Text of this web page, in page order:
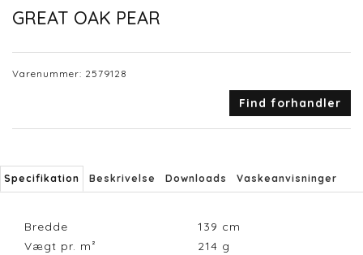
GREAT OAK PEAR
Varenummer: 2579128
Find forhandler
Specifikation Beskrivelse Downloads Vaskeanvisninger
Bredde 139 cm
Vægt pr. m²
214 g